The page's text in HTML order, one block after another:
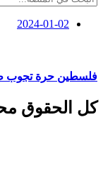
2024-01-02
فلسطين حرة تجوب
كل الحقوق